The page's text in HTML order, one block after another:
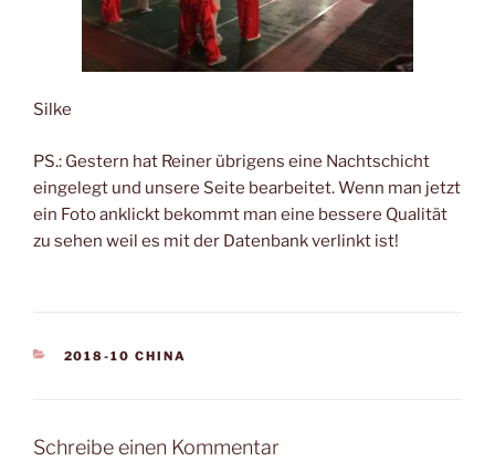
Silke
PS.: Gestern hat Reiner übrigens eine Nachtschicht
eingelegt und unsere Seite bearbeitet. Wenn man jetzt
ein Foto anklickt bekommt man eine bessere Qualität
zu sehen weil es mit der Datenbank verlinkt ist!
KATEGORIEN
2018-10 CHINA
Schreibe einen Kommentar